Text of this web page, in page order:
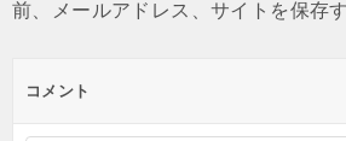
前、メールアドレス、サイトを保存す
コメント